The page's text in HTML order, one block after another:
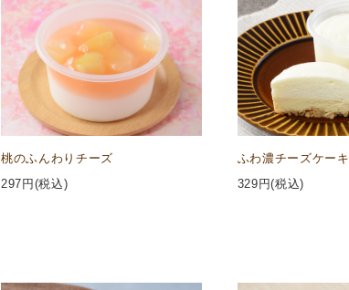
桃のふんわりチーズ
297 円(税込)
ふわ濃チーズケーキ
329 円(税込)